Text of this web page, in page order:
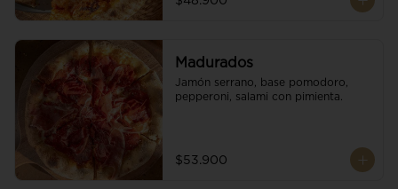
Madurados
Jamón serrano, base pomodoro,
pepperoni, salami con pimienta.
$53.900